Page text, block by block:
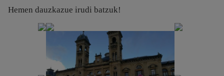
Hemen dauzkazue irudi batzuk!